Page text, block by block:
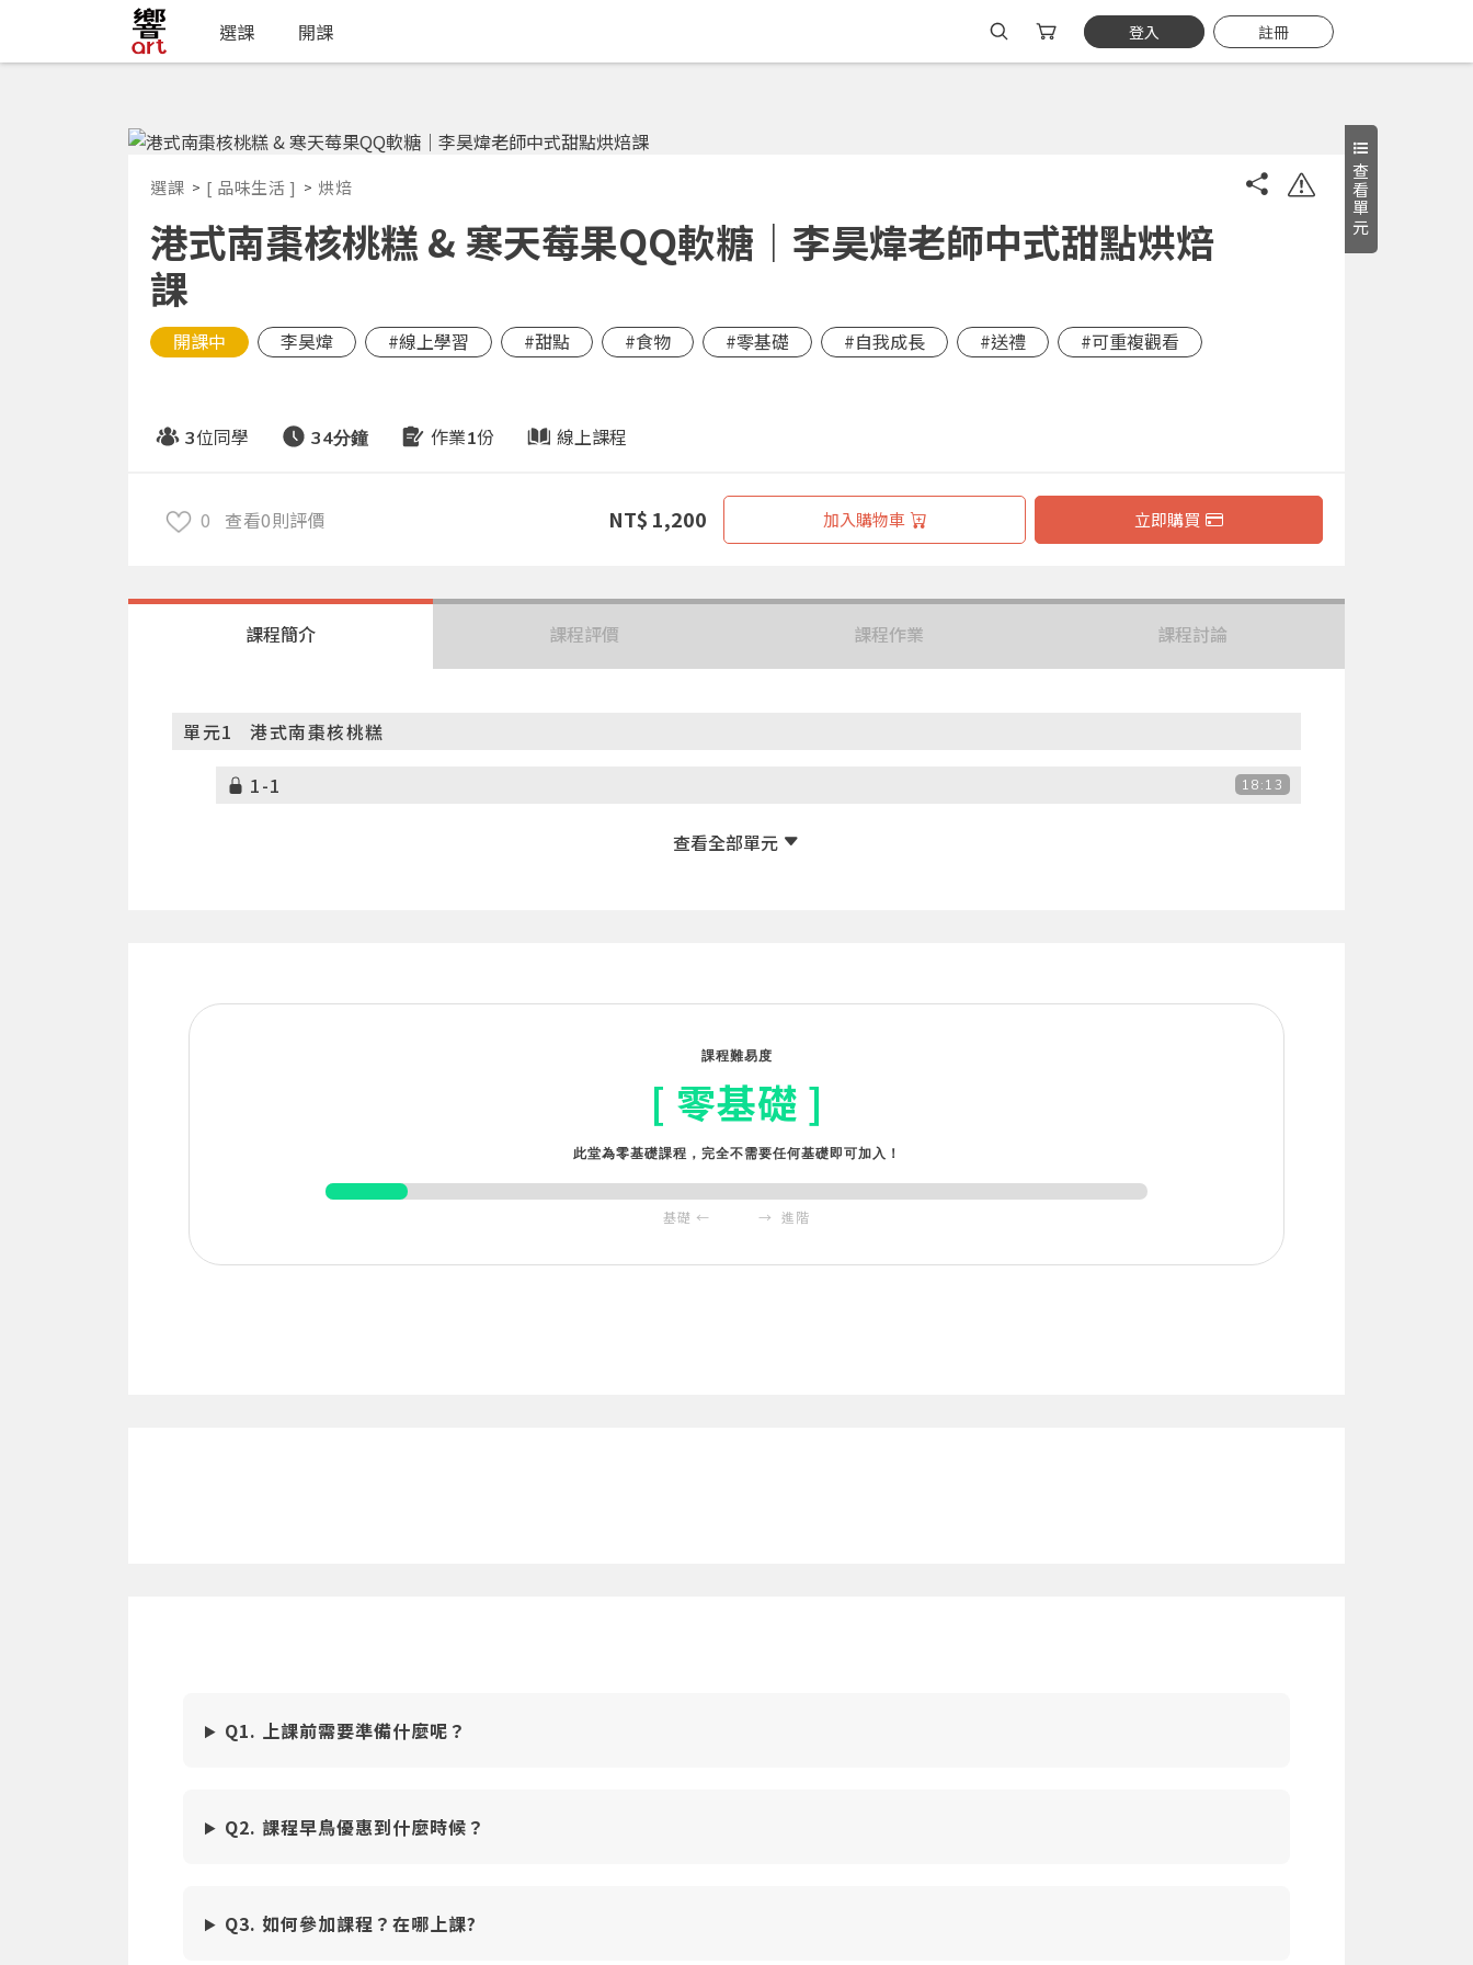
選課 開課 登入 註冊
查看單元
選課 [ 品味生活 ] 烘焙
港式南棗核桃糕 & 寒天莓果QQ軟糖｜李昊煒老師中式甜點烘焙
課
開課中 李昊煒 #線上學習 #甜點 #食物 #零基礎 #自我成長 #送禮 #可重複觀看
3位同學 34分鐘 作業1份 線上課程
0 查看0則評價 NT$ 1,200 加入購物車 立即購買
課程簡介 課程評價 課程作業 課程討論
單元1 港式南棗核桃糕
1-1 18:13
課程難易度
[ 零基礎 ]
此堂為零基礎課程，完全不需要任何基礎即可加入！
基礎 ← → 進階
Q1. 上課前需要準備什麼呢？
Q2. 課程早鳥優惠到什麼時候？
Q3. 如何參加課程？在哪上課?